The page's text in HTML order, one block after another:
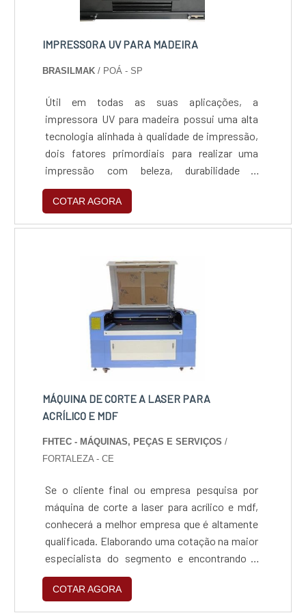
IMPRESSORA UV PARA MADEIRA
BRASILMAK / POÁ - SP
Útil em todas as suas aplicações, a
impressora UV para madeira possui uma alta
tecnologia alinhada à qualidade de impressão,
dois fatores primordiais para realizar uma
impressão com beleza, durabilidade e
atratividade. Sendo assim, é comum que seja
utilizada para: Comunicação visual;
Decorações; Revestimentos; E outros
imprimir em madeira, é que a impressora UV
possui um elevado desempenho e
adaptabilidade, capaz de assegura.
COTAR AGORA
MÁQUINA DE CORTE A LASER PARA
ACRÍLICO E MDF
FHTEC - MÁQUINAS, PEÇAS E SERVIÇOS /
FORTALEZA - CE
Se o cliente final ou empresa pesquisa por
máquina de corte a laser para acrílico e mdf,
conhecerá a melhor empresa que é altamente
qualificada. Elaborando uma cotação na maior
especialista do segmento e encontrando a
sofisticação, qualidade e preço justo em um
só lugar.MAIS SOBRE MÁQUINA DE CORTE A
LASER PARA ACRÍLICO E MDFSe alguém quer
COTAR AGORA